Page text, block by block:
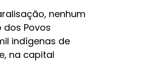
nenhum
Povos
indígenas de
na capital